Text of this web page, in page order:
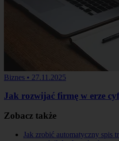
Biznes • 27.11.2025
Jak rozwijać firmę w erze
Zobacz także
Jak zrobić automatyczny spis